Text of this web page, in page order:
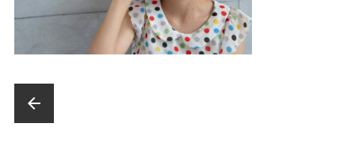
前
後
arrow_back